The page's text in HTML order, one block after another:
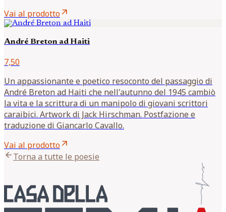
Vai al prodottoarrow_outward
André Breton ad Haiti
7,50
Un appassionante e poetico resoconto del passaggio di
André Breton ad Haiti che nell'autunno del 1945 cambiò
la vita e la scrittura di un manipolo di giovani scrittori
caraibici. Artwork di Jack Hirschman. Postfazione e
traduzione di Giancarlo Cavallo.
Vai al prodottoarrow_outward
arrow_backTorna a tutte le poesie